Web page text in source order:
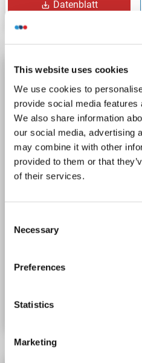
This website uses cookies
We use cookies to
provide social media
We also share information
our social media, advertising
may combine it with other
provided to them or that
of their services.
Selection
Necessary
Preferences
Statistics
Marketing
Datenblatt
Ephrin B2 Antikörper
EFNB2 Reaktivität: Human
Wirt: Kaninchen
Polyclonal
3 Abbildungen
Datenblatt